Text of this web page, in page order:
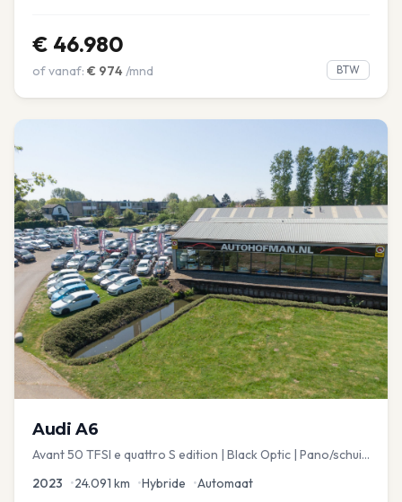
€ 46.980
of vanaf: € 974 /mnd BTW
Audi A6
Avant 50 TFSI e quattro S edition | Black Optic | Pano/schuif
2023 •24.091 km •Hybride •Automaat